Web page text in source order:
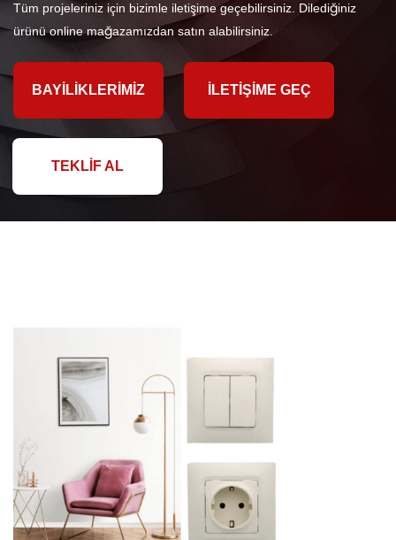
Tüm projeleriniz için bizimle iletişime geçebilirsiniz. Dilediğiniz
ürünü online mağazamızdan satın alabilirsiniz.
BAYILIKLERIMIZ İLETIŞIME GEÇ
TEKLIF AL